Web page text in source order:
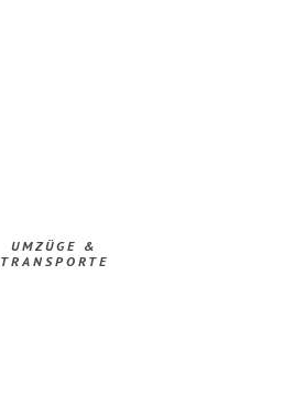
UMZÜGE &
TRANSPORTE